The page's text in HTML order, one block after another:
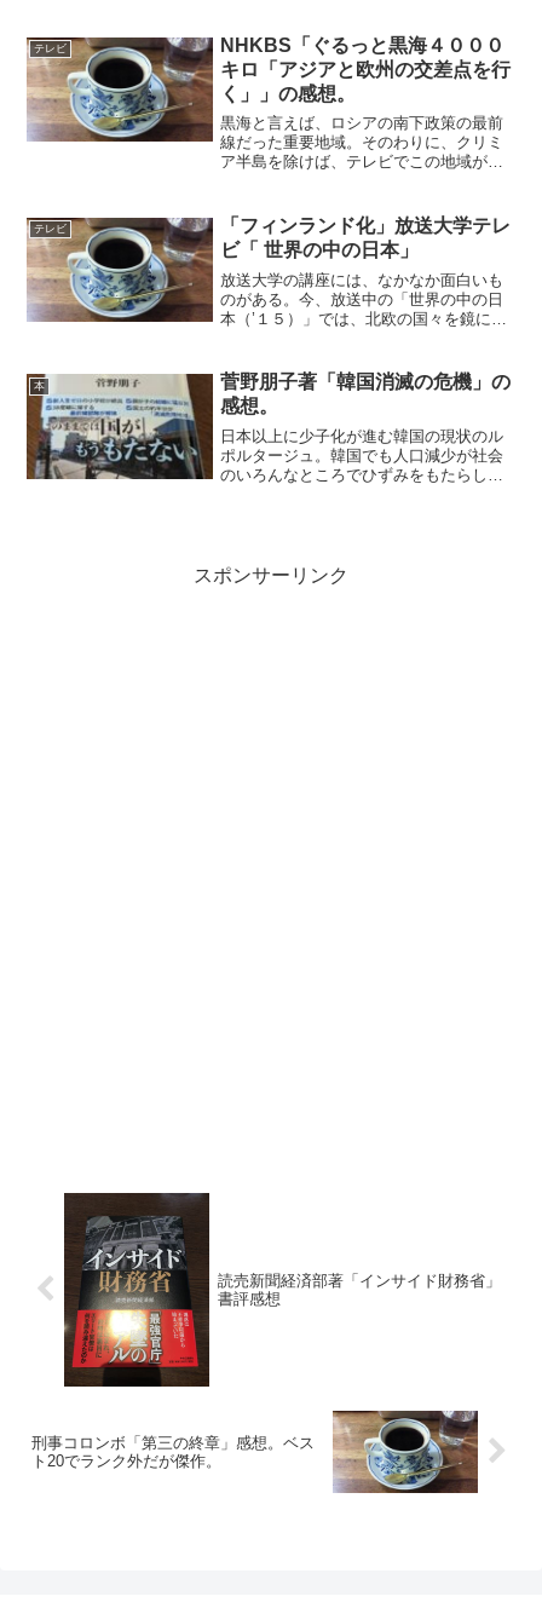
る・中国経済成長ためには国営企業でな
く民間企業に依存せざるを...
テレビ
NHKBS「ぐるっと黒海４０００
キロ「アジアと欧州の交差点を行
く」」の感想。
黒海と言えば、ロシアの南下政策の最前
線だった重要地域。そのわりに、クリミ
ア半島を除けば、テレビでこの地域が取
で視聴してみた。撮影はクリミア問題が
発生する前の2013年。...
テレビ
「フィンランド化」放送大学テレ
ビ「 世界の中の日本」
放送大学の講座には、なかなか面白いも
のがある。今、放送中の「世界の中の日
本（’１５）」では、北欧の国々を鏡にし
られた。フィンランド化という言葉を聞
くことがあるが、その背...
本
菅野朋子著「韓国消滅の危機」の
感想。
日本以上に少子化が進む韓国の現状のル
ポルタージュ。韓国でも人口減少が社会
のいろんなところでひずみをもたらして
スポンサーリンク
読売新聞経済部著「インサイド財務省」
書評感想
刑事コロンボ「第三の終章」感想。ベス
ト20でランク外だが傑作。